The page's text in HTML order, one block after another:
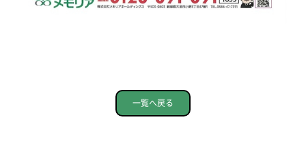
一覧へ戻る